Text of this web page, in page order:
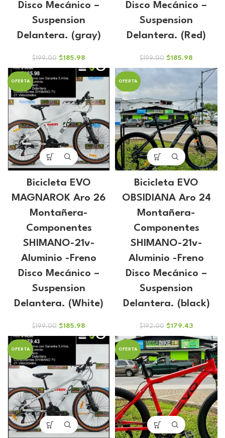
Disco Mecánico –
Suspension
Delantera. (gray)
$199.00 El
precio
original
$199.00.
$185.98
precio
actual
$185.98.
Disco Mecánico –
Suspension
Delantera. (Red)
$199.00 El
precio
$185.98
precio
actual
es:
$185.98.
OFERTA
Bicicleta EVO
MAGNAROK Aro 26
Montañera-
Componentes
SHIMANO-21v-
Aluminio -Freno
Disco Mecánico –
Suspension
Delantera. (White)
$199.00 El
precio
original
$199.00.
$185.98
precio
actual
$185.98.
OFERTA
Bicicleta EVO
OBSIDIANA Aro 24
Montañera-
Componentes
SHIMANO-21v-
Aluminio -Freno
Disco Mecánico –
Suspension
Delantera. (black)
$192.00 El
precio
original
era:
$192.00.
$179.43El
precio
actual
es:
$179.43.
OFERTA OFERTA